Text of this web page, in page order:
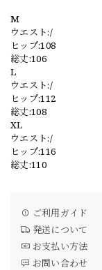
M
ウエスト:/
ヒップ:108
総丈:106
L
ウエスト:/
ヒップ:112
総丈:108
XL
ウエスト:/
ヒップ:116
総丈:110
ご利用ガイド
発送について
お支払い方法
お問い合わせ